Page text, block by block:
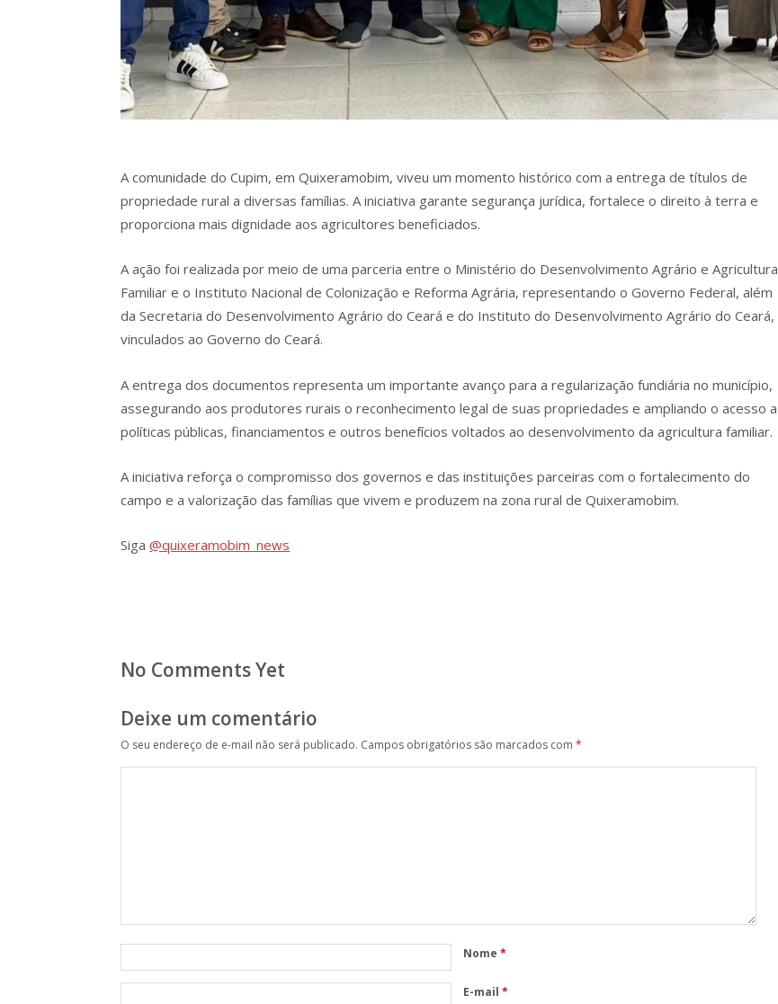
A comunidade do Cupim, em Quixeramobim, viveu um momento histórico com a entrega de títulos de
propriedade rural a diversas famílias. A iniciativa garante segurança jurídica, fortalece o direito à terra e
proporciona mais dignidade aos agricultores beneficiados.
A ação foi realizada por meio de uma parceria entre o Ministério do Desenvolvimento Agrário e Agricultura
Familiar e o Instituto Nacional de Colonização e Reforma Agrária, representando o Governo Federal, além
da Secretaria do Desenvolvimento Agrário do Ceará e do Instituto do Desenvolvimento Agrário do Ceará,
vinculados ao Governo do Ceará.
A entrega dos documentos representa um importante avanço para a regularização fundiária no município,
assegurando aos produtores rurais o reconhecimento legal de suas propriedades e ampliando o acesso a
políticas públicas, financiamentos e outros benefícios voltados ao desenvolvimento da agricultura familiar.
A iniciativa reforça o compromisso dos governos e das instituições parceiras com o fortalecimento do
campo e a valorização das famílias que vivem e produzem na zona rural de Quixeramobim.
Siga@quixeramobim_news
No Comments Yet
Deixe um comentário
O seu endereço de e-mail não será publicado. Campos obrigatórios são marcados com*
Nome*
E-mail*